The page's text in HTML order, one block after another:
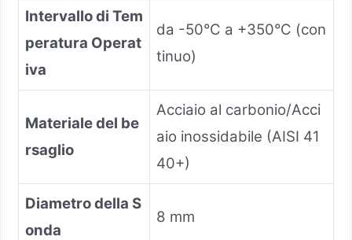
Intervallo di Tem
peratura Operat
iva
da -50°C a +350°C (con
tinuo)
Materiale del be
rsaglio
Acciaio al carbonio/Acci
aio inossidabile (AISI 41
40+)
Diametro della S
onda
8 mm